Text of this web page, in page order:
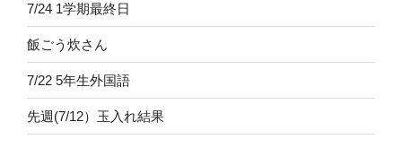
7/24 1学期最終日
飯ごう炊さん
7/22 5年生外国語
先週(7/12）玉入れ結果